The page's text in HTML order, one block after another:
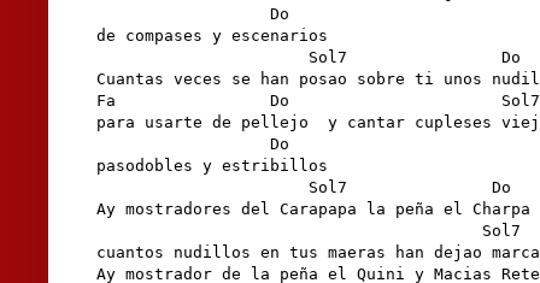
                  Do
de compases y escenarios
                      Sol7                Do
Cuantas veces se han posao sobre ti unos
Fa                Do                      Sol7
para usarte de pellejo  y cantar cupleses
                  Do
pasodobles y estribillos
                      Sol7               Do
Ay mostradores del Carapapa la peña el Charpa
                                        Sol7
cuantos nudillos en tus maeras han dejao marca
Ay mostrador de la peña el Quini y Macias Rete